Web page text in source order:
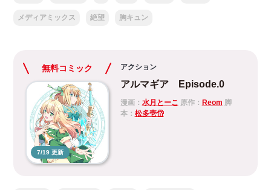
メディアミックス 絶望 胸キュン
無料コミック
7/19 更新
アクション
アルマギア Episode.0
漫画： 水月とーこ 原作： Reom 脚
本： 松多壱岱